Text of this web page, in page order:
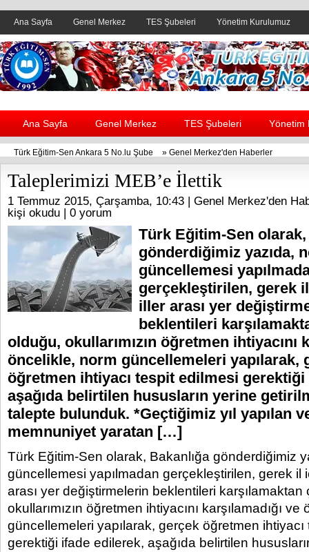
Ana Sayfa Genel Merkez TES Şubeleri Yönetim Kurulumuz
Header yanı reklam alanı
Ana Sayfa Genel Merkez TES Şubeleri Yönetim
Türk Eğitim-Sen Ankara 5 No.lu Şube » Genel Merkez'den Haberler
Taleplerimizi MEB’e İlettik
1 Temmuz 2015, Çarşamba, 10:43 | Genel Merkez'den
kişi okudu | 0 yorum
Türk Eğitim-Sen olarak,
gönderdiğimiz yazıda,
güncellemesi
gerçekleştirilen, gerek
iller arası yer
beklentileri
olduğu, okullarımızın öğretmen ihtiyacını
öncelikle, norm güncellemeleri yapılarak,
öğretmen ihtiyacı tespit edilmesi
aşağıda belirtilen hususların yerine
talepte bulunduk. *Geçtiğimiz yıl yapılan
memnuniyet yaratan […]
Türk Eğitim-Sen olarak, Bakanlığa gönderdiğimiz
güncellemesi yapılmadan gerçekleştirilen, gerek il
arası yer değiştirmelerin beklentileri
okullarımızın öğretmen ihtiyacını karşılamadığı
güncellemeleri yapılarak, gerçek öğretmen
gerektiği ifade edilerek, aşağıda belirtilen